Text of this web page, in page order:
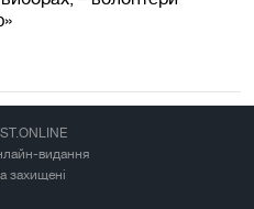
видання
захищені